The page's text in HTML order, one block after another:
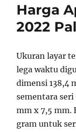
Harga
2022
Ukuran layar
lega waktu
dimensi 138,4
sementara seri
mm x 7,5 mm.
gram untuk